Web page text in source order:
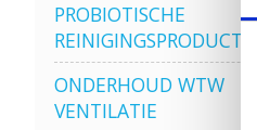
PROBIOTISCHE
REINIGINGSPRODUCTEN
ONDERHOUD WTW
VENTILATIE